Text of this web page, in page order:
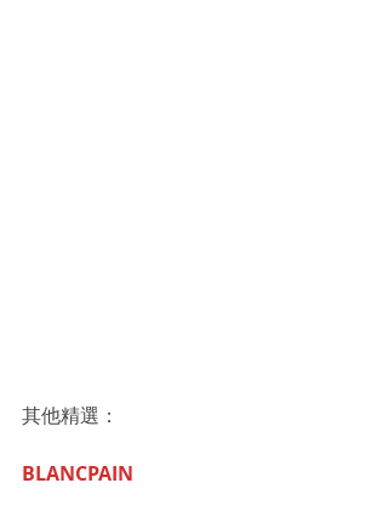
其他精選：
BLANCPAIN